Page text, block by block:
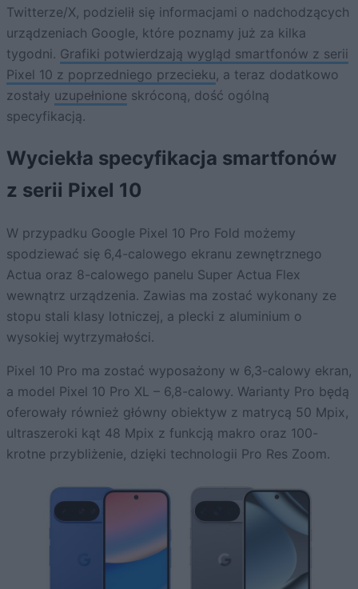
Twitterze/X, podzielił się informacjami o nadchodzących
urządzeniach Google, które poznamy już za kilka
tygodni. Grafiki potwierdzają wygląd smartfonów z serii
Pixel 10 z poprzedniego przecieku, a teraz dodatkowo
zostały uzupełnione skróconą, dość ogólną
specyfikacją.
Wyciekła specyfikacja smartfonów
z serii Pixel 10
W przypadku Google Pixel 10 Pro Fold możemy
spodziewać się 6,4-calowego ekranu zewnętrznego
Actua oraz 8-calowego panelu Super Actua Flex
wewnątrz urządzenia. Zawias ma zostać wykonany ze
stopu stali klasy lotniczej, a plecki z aluminium o
wysokiej wytrzymałości.
Pixel 10 Pro ma zostać wyposażony w 6,3-calowy ekran,
a model Pixel 10 Pro XL – 6,8-calowy. Warianty Pro będą
oferowały również główny obiektyw z matrycą 50 Mpix,
ultraszeroki kąt 48 Mpix z funkcją makro oraz 100-
krotne przybliżenie, dzięki technologii Pro Res Zoom.